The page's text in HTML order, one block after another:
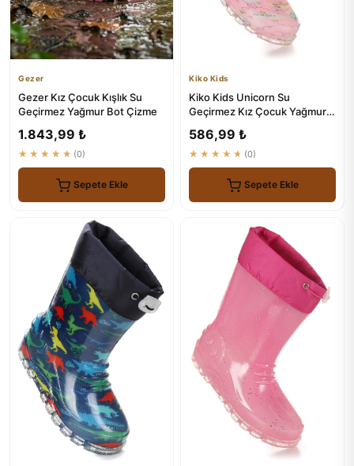
Gezer
Gezer Kız Çocuk Kışlık Su
Geçirmez Yağmur Bot Çizme
1.843,99 ₺
★★★★★ (0)
Sepete Ekle
Kiko Kids
Kiko Kids Unicorn Su
Geçirmez Kız Çocuk Yağmur
586,99 ₺
★★★★★ (0)
Sepete Ekle